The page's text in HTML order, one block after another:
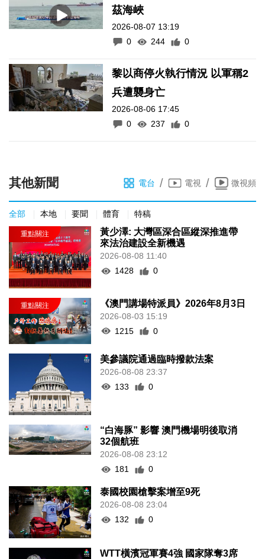
茲海峽
2026-08-07 13:19
0
244 0
黎以商停火執行情況 以軍稱2
兵遭襲身亡
2026-08-06 17:45
0
237 0
其他新聞 電台 / 電視 / 微視頻
全部 本地 要聞 體育 特稿
黃少澤: 大灣區深合區縱深推進帶
來法治建設全新機遇
2026-08-08 11:40
1428
0
《澳門講場特派員》2026年8月3日
2026-08-03 15:19
1215
0
美參議院通過臨時撥款法案
2026-08-08 23:37
133
0
“白海豚” 影響 澳門機場明後取消
32個航班
2026-08-08 23:12
181
0
泰國校園槍擊案增至9死
2026-08-08 23:04
132
0
WTT橫濱冠軍賽4強 國家隊奪3席